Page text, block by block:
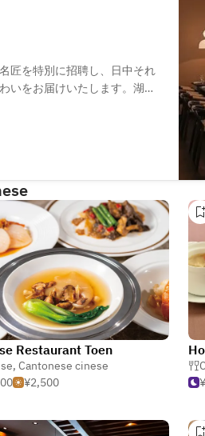
匠を特別に招聘し、日中それ
いをお届けいたします。湖南
Restaurant Toen
, Cantonese cinese
¥2,500